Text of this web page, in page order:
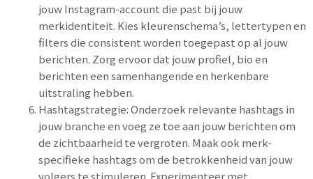
jouw Instagram-account die past bij jouw
merkidentiteit. Kies kleurenschema’s, lettertypen en
filters die consistent worden toegepast op al jouw
berichten. Zorg ervoor dat jouw profiel, bio en
berichten een samenhangende en herkenbare
uitstraling hebben.
Hashtagstrategie: Onderzoek relevante hashtags in
jouw branche en voeg ze toe aan jouw berichten om
de zichtbaarheid te vergroten. Maak ook merk-
specifieke hashtags om de betrokkenheid van jouw
volgers te stimuleren. Experimenteer met